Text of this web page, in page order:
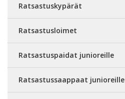
Ratsastuskypärät
Ratsastusloimet
Ratsastuspaidat junioreille
Ratsastussaappaat junioreille